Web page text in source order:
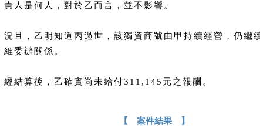
責人是何人，對於乙而言，並不影響。
況且，乙明知道丙過世，該獨資商號由甲持續經營，仍繼
維委辦關係。
經結算後，乙確實尚未給付311,145元之報酬。
【 案件結果 】